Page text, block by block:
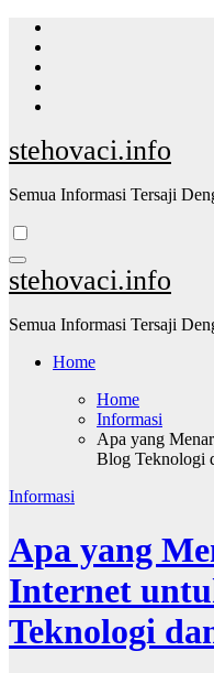
Skip
content
stehovaci.info
Semua Informasi Tersaji
stehovaci.info
Semua Informasi Tersaji
Home
Home
Informasi
Apa yang
Blog Teknologi
Informasi
Apa yang
Internet
Teknologi